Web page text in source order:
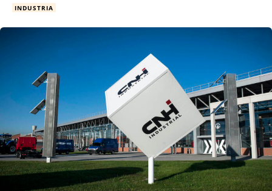
INDUSTRIA